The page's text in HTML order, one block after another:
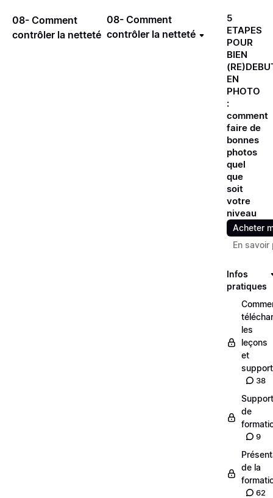
08- Comment
contrôler la netteté
08- Comment
contrôler la netteté
5
ETAPES
POUR
BIEN
EN
PHOTO
:
comment
faire de
bonnes
photos
quel
que
soit
votre
niveau
Acheter
En savoir
Infos
pratiques
les
leçons
et
38
de
9
de la
62